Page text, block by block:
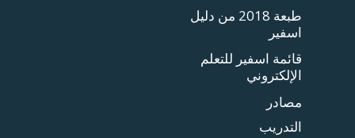
طبعة 2018 من دليل
اسفير
قائمة اسفير للتعلم
الإلكتروني
مصادر
التدريب